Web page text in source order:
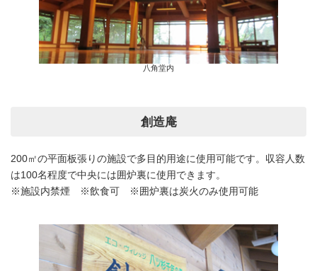
八角堂内
創造庵
200㎡の平面板張りの施設で多目的用途に使用可能です。収容人数
は100名程度で中央には囲炉裏に使用できます。
※施設内禁煙 ※飲食可 ※囲炉裏は炭火のみ使用可能